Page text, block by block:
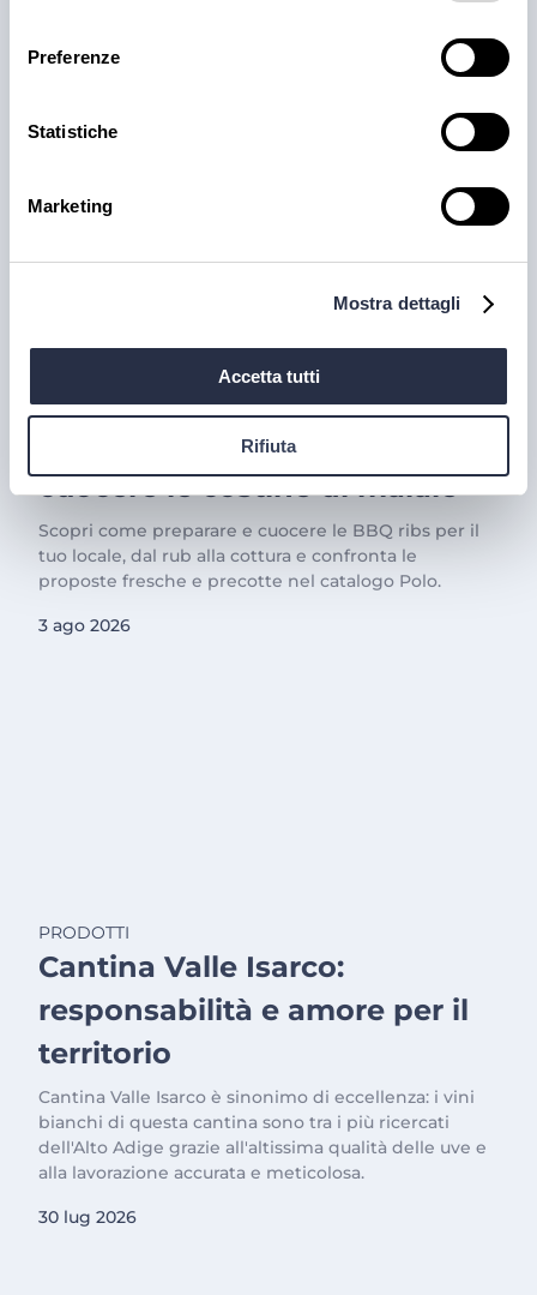
Preferenze
Statistiche
Marketing
Mostra dettagli
Accetta tutti
Rifiuta
RICETTE
BBQ Ribs: come preparare e
cuocere le costine di maiale
Scopri come preparare e cuocere le BBQ ribs per il
tuo locale, dal rub alla cottura e confronta le
proposte fresche e precotte nel catalogo Polo.
3 ago 2026
PRODOTTI
Cantina Valle Isarco:
responsabilità e amore per il
territorio
Cantina Valle Isarco è sinonimo di eccellenza: i vini
bianchi di questa cantina sono tra i più ricercati
dell'Alto Adige grazie all'altissima qualità delle uve e
alla lavorazione accurata e meticolosa.
30 lug 2026